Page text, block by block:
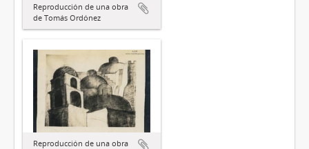
Reproducción de una obra
de Tomás Ordónez
Reproducción de una obra